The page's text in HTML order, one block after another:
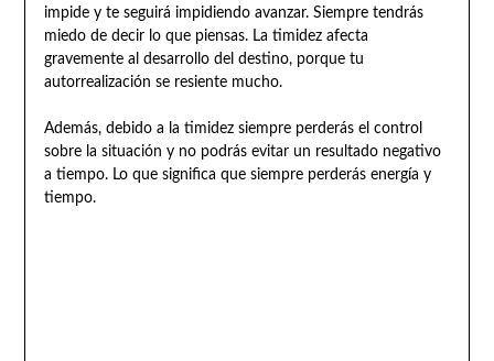
impide y te seguirá impidiendo avanzar. Siempre tendrás
miedo de decir lo que piensas. La timidez afecta
gravemente al desarrollo del destino, porque tu
autorrealización se resiente mucho.
Además, debido a la timidez siempre perderás el control
sobre la situación y no podrás evitar un resultado negativo
a tiempo. Lo que significa que siempre perderás energía y
tiempo.